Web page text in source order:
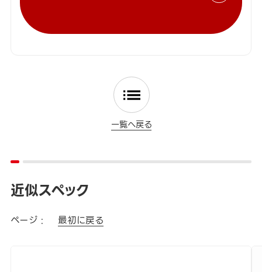
一覧へ戻る
近似スペック
ページ : 最初に戻る